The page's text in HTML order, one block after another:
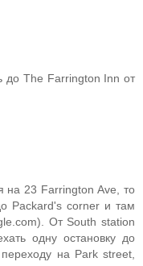
до The Farrington Inn от
на 23 Farrington Ave, то
Packard's corner и там
От South station
одну остановку до
на Park street,